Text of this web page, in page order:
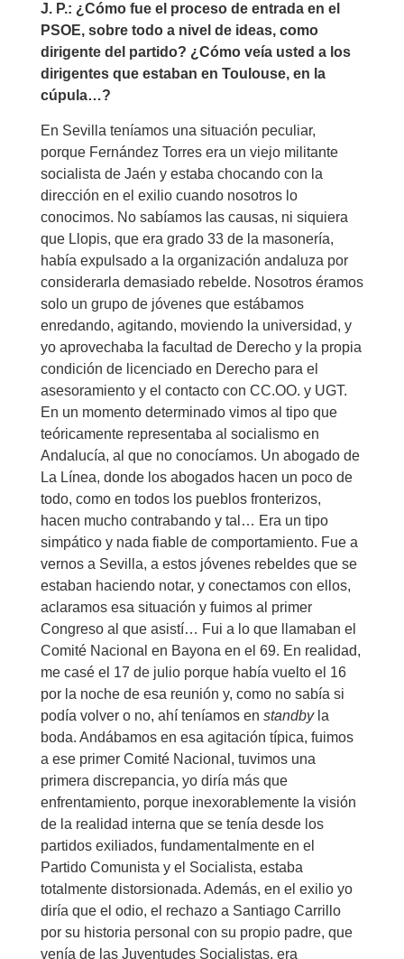
J. P.: ¿Cómo fue el proceso de entrada en el
PSOE, sobre todo a nivel de ideas, como
dirigente del partido? ¿Cómo veía usted a los
dirigentes que estaban en Toulouse, en la
cúpula…?
En Sevilla teníamos una situación peculiar,
porque Fernández Torres era un viejo militante
socialista de Jaén y estaba chocando con la
dirección en el exilio cuando nosotros lo
conocimos. No sabíamos las causas, ni siquiera
que Llopis, que era grado 33 de la masonería,
había expulsado a la organización andaluza por
considerarla demasiado rebelde. Nosotros éramos
solo un grupo de jóvenes que estábamos
enredando, agitando, moviendo la universidad, y
yo aprovechaba la facultad de Derecho y la propia
condición de licenciado en Derecho para el
asesoramiento y el contacto con CC.OO. y UGT.
En un momento determinado vimos al tipo que
teóricamente representaba al socialismo en
Andalucía, al que no conocíamos. Un abogado de
La Línea, donde los abogados hacen un poco de
todo, como en todos los pueblos fronterizos,
hacen mucho contrabando y tal… Era un tipo
simpático y nada fiable de comportamiento. Fue a
vernos a Sevilla, a estos jóvenes rebeldes que se
estaban haciendo notar, y conectamos con ellos,
aclaramos esa situación y fuimos al primer
Congreso al que asistí… Fui a lo que llamaban el
Comité Nacional en Bayona en el 69. En realidad,
me casé el 17 de julio porque había vuelto el 16
por la noche de esa reunión y, como no sabía si
podía volver o no, ahí teníamos en standby la
boda. Andábamos en esa agitación típica, fuimos
a ese primer Comité Nacional, tuvimos una
primera discrepancia, yo diría más que
enfrentamiento, porque inexorablemente la visión
de la realidad interna que se tenía desde los
partidos exiliados, fundamentalmente en el
Partido Comunista y el Socialista, estaba
totalmente distorsionada. Además, en el exilio yo
diría que el odio, el rechazo a Santiago Carrillo
por su historia personal con su propio padre, que
venía de las Juventudes Socialistas, era